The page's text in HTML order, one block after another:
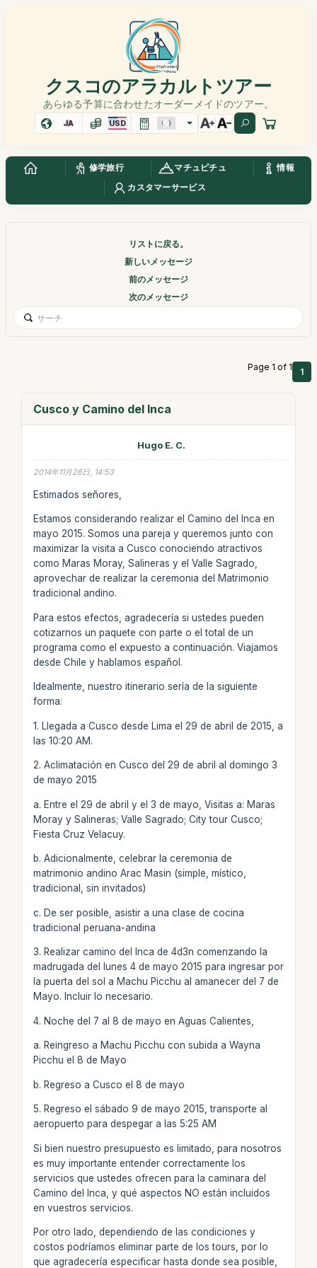
クスコのアラカルトツアー
あらゆる予算に合わせたオーダーメイドのツアー。
JA USD
修学旅行 マチュピチュ
情報
カスタマーサービス
リストに戻る。
新しいメッセージ
前のメッセージ
次のメッセージ
Page 1 of 1 1
Cusco y Camino del Inca
Hugo E. C.
2014年11月26日, 14:53
Estimados señores,
Estamos considerando realizar el Camino del Inca en
mayo 2015. Somos una pareja y queremos junto con
maximizar la visita a Cusco conociendo atractivos
como Maras Moray, Salineras y el Valle Sagrado,
aprovechar de realizar la ceremonia del Matrimonio
tradicional andino.
Para estos efectos, agradecería si ustedes pueden
cotizarnos un paquete con parte o el total de un
programa como el expuesto a continuación. Viajamos
desde Chile y hablamos español.
Idealmente, nuestro itinerario sería de la siguiente
forma:
1. Llegada a Cusco desde Lima el 29 de abril de 2015, a
las 10:20 AM.
2. Aclimatación en Cusco del 29 de abril al domingo 3
de mayo 2015
a. Entre el 29 de abril y el 3 de mayo, Visitas a: Maras
Moray y Salineras; Valle Sagrado; City tour Cusco;
Fiesta Cruz Velacuy.
b. Adicionalmente, celebrar la ceremonia de
matrimonio andino Arac Masin (simple, místico,
tradicional, sin invitados)
c. De ser posible, asistir a una clase de cocina
tradicional peruana-andina
3. Realizar camino del Inca de 4d3n comenzando la
madrugada del lunes 4 de mayo 2015 para ingresar por
la puerta del sol a Machu Picchu al amanecer del 7 de
Mayo. Incluir lo necesario.
4. Noche del 7 al 8 de mayo en Aguas Calientes,
a. Reingreso a Machu Picchu con subida a Wayna
Picchu el 8 de Mayo
b. Regreso a Cusco el 8 de mayo
5. Regreso el sábado 9 de mayo 2015, transporte al
aeropuerto para despegar a las 5:25 AM
Si bien nuestro presupuesto es limitado, para nosotros
es muy importante entender correctamente los
servicios que ustedes ofrecen para la caminara del
Camino del Inca, y qué aspectos NO están incluidos
en vuestros servicios.
Por otro lado, dependiendo de las condiciones y
costos podríamos eliminar parte de los tours, por lo
que agradecería especificar hasta donde sea posible,